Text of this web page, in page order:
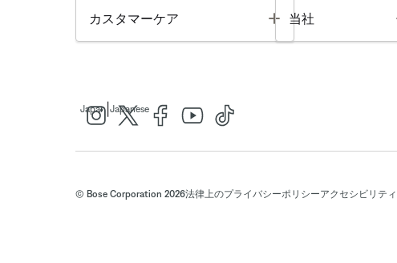
カスタマーケア Toggle
当社
Japan Japanese
© Bose Corporation 2026法律上のプライバシーポリシーアクセシビリティ